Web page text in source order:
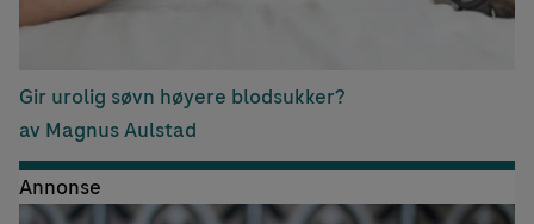
Gir urolig søvn høyere blodsukker?
av Magnus Aulstad
Annonse